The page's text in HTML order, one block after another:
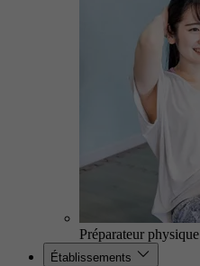
Préparateur physique
Établissements